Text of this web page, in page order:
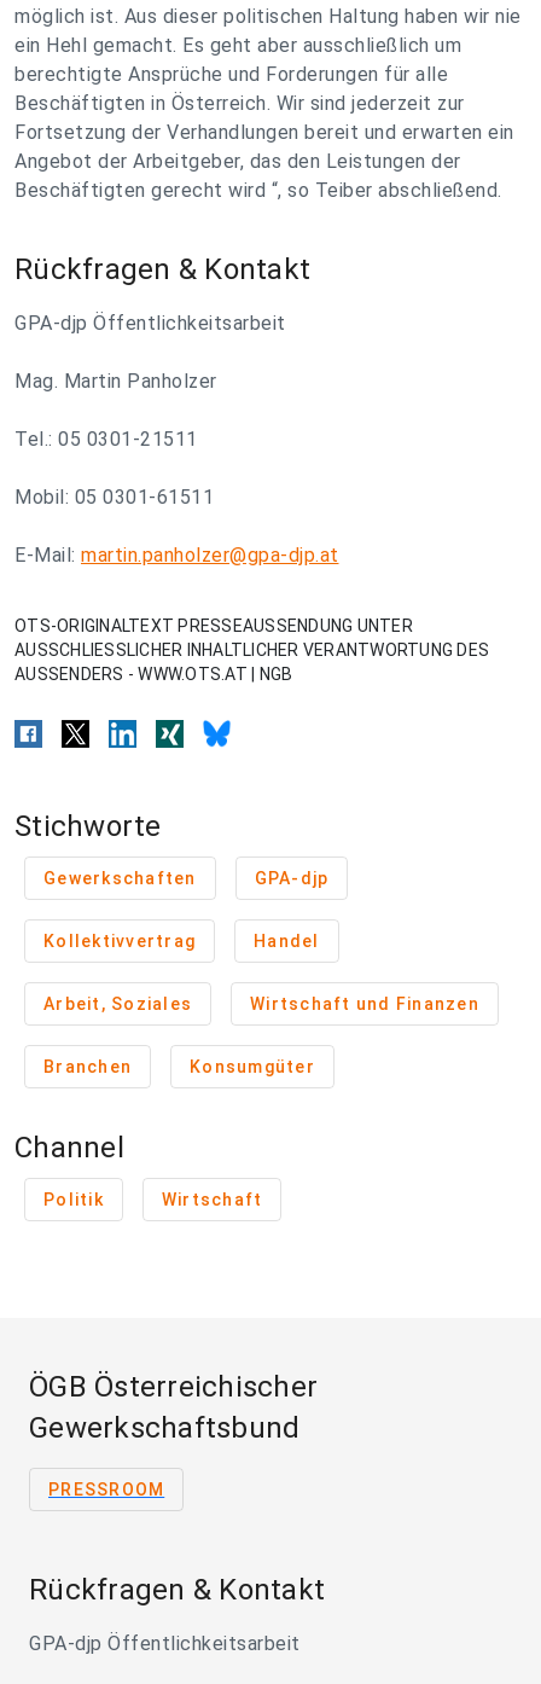
möglich ist. Aus dieser politischen Haltung haben wir nie
ein Hehl gemacht. Es geht aber ausschließlich um
berechtigte Ansprüche und Forderungen für alle
Beschäftigten in Österreich. Wir sind jederzeit zur
Fortsetzung der Verhandlungen bereit und erwarten ein
Angebot der Arbeitgeber, das den Leistungen der
Beschäftigten gerecht wird “, so Teiber abschließend.
Rückfragen & Kontakt
GPA-djp Öffentlichkeitsarbeit
Mag. Martin Panholzer
Tel.: 05 0301-21511
Mobil: 05 0301-61511
E-Mail: martin.panholzer@gpa-djp.at
OTS-ORIGINALTEXT PRESSEAUSSENDUNG UNTER
AUSSCHLIESSLICHER INHALTLICHER VERANTWORTUNG DES
AUSSENDERS - WWW.OTS.AT | NGB
Stichworte
Gewerkschaften GPA-djp
Kollektivvertrag Handel
Arbeit, Soziales Wirtschaft und Finanzen
Branchen Konsumgüter
Channel
Politik Wirtschaft
ÖGB Österreichischer
Gewerkschaftsbund
PRESSROOM
Rückfragen & Kontakt
GPA-djp Öffentlichkeitsarbeit